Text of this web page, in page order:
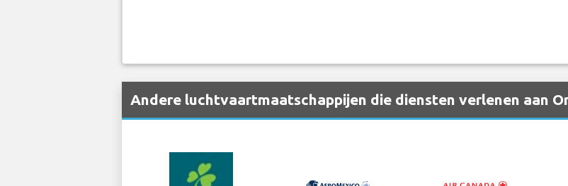
Andere luchtvaartmaatschappijen die diensten verlenen aan